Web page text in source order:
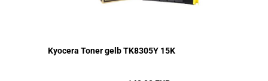
Kyocera Toner gelb TK8305Y 15K